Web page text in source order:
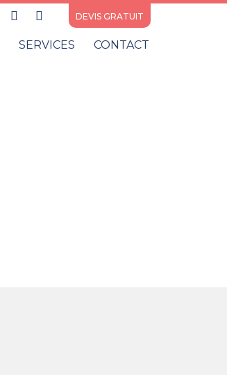
DEVIS GRATUIT
SERVICES CONTACT